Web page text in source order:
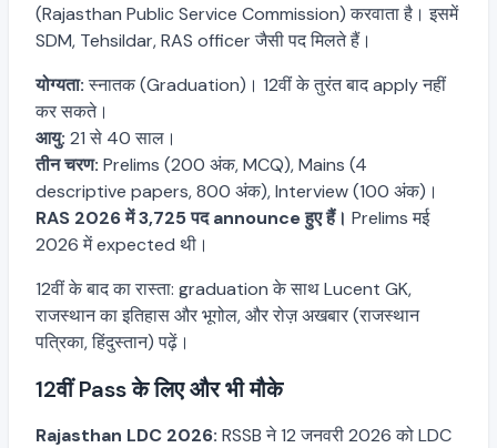
(Rajasthan Public Service Commission) करवाता है। इसमें
SDM, Tehsildar, RAS officer जैसी पद मिलते हैं।
योग्यता:स्नातक (Graduation)। 12वीं के तुरंत बाद apply नहीं
कर सकते।
आयु: 21 से 40 साल।
तीन चरण: Prelims (200 अंक, MCQ), Mains (4
descriptive papers, 800 अंक), Interview (100 अंक)।
RAS 2026 में 3,725 पद announce हुए हैं। Prelims मई
2026 में expected थी।
12वीं के बाद का रास्ता: graduation के साथ Lucent GK,
राजस्थान का इतिहास और भूगोल, और रोज़ अखबार (राजस्थान
पत्रिका, हिंदुस्तान) पढ़ें।
12वीं Pass के लिए और भी मौके
Rajasthan LDC 2026: RSSB ने 12 जनवरी 2026 को LDC